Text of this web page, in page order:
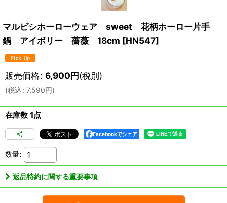
マルビシホーローウェア sweet 花柄ホーロー片手
鍋 アイボリー 薔薇 18cm [HN547]
販売価格: 6,900円(税別)
(税込: 7,590円)
在庫数 1点
Facebookでシェア
数量:
返品特約に関する重要事項